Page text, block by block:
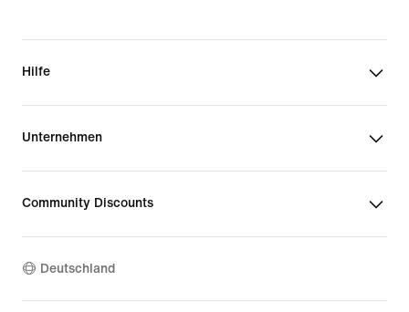
Hilfe
Unternehmen
Community Discounts
Deutschland